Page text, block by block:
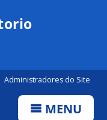
Administradores do Site
MENU